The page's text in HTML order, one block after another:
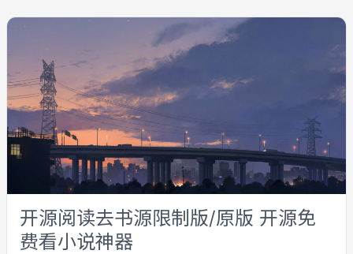
开源阅读去书源限制版/原版 开源免
费看小说神器